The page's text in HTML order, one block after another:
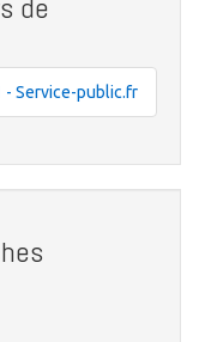
de
- Service-public.fr